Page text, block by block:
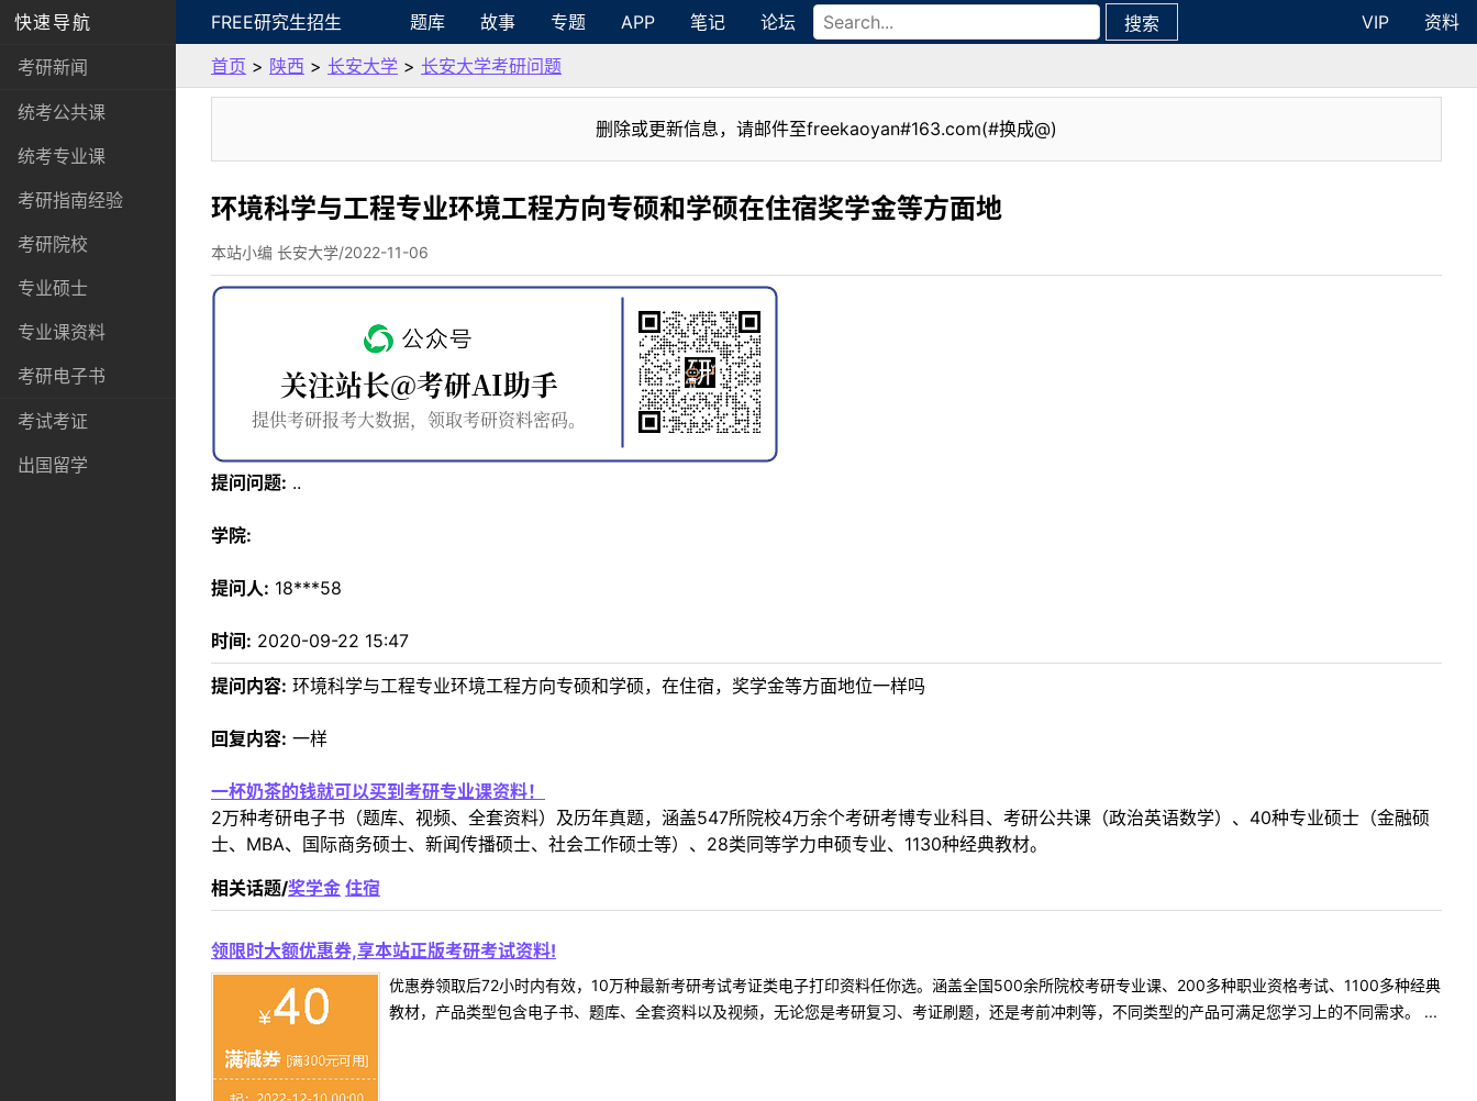
快速导航
考研新闻
统考公共课
统考专业课
考研指南经验
考研院校
专业硕士
专业课资料
考研电子书
考试考证
出国留学
FREE研究生招生 题库 故事 专题 APP 笔记 论坛 搜索 VIP
资料
首页 > 陕西 > 长安大学 > 长安大学考研问题
删除或更新信息，请邮件至freekaoyan#163.com(#换成@)
环境科学与工程专业环境工程方向专硕和学硕在住宿奖学金等方面地
本站小编 长安大学/2022-11-06
提问问题: ..
学院:
提问人: 18***58
时间: 2020-09-22 15:47
提问内容: 环境科学与工程专业环境工程方向专硕和学硕，在住宿，奖学金等方面地位一样吗
回复内容: 一样
一杯奶茶的钱就可以买到考研专业课资料！
2万种考研电子书（题库、视频、全套资料）及历年真题，涵盖547所院校4万余个考研考博专业科目、考研公共课（政治英语数学）、40种专业硕士（金融硕
士、MBA、国际商务硕士、新闻传播硕士、社会工作硕士等）、28类同等学力申硕专业、1130种经典教材。
相关话题/奖学金 住宿
领限时大额优惠券,享本站正版考研考试资料!
优惠券领取后72小时内有效，10万种最新考研考试考证类电子打印资料任你选。涵盖全国500余所院校考研专业课、200多种职业资格考试、1100多种经典
教材，产品类型包含电子书、题库、全套资料以及视频，无论您是考研复习、考证刷题，还是考前冲刺等，不同类型的产品可满足您学习上的不同需求。 ...